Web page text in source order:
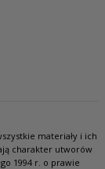
materiały i ich
charakter utworów
1994 r. o prawie